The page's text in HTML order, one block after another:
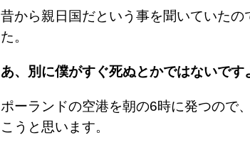
昔から親日国だという事を聞いていた
た。
あ、別に僕がすぐ死ぬとかではないです
ポーランドの空港を朝の6時に発つので
こうと思います。